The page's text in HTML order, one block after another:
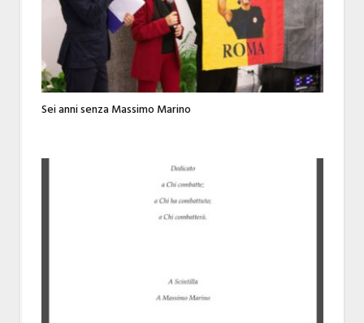
Sei anni senza Massimo Marino